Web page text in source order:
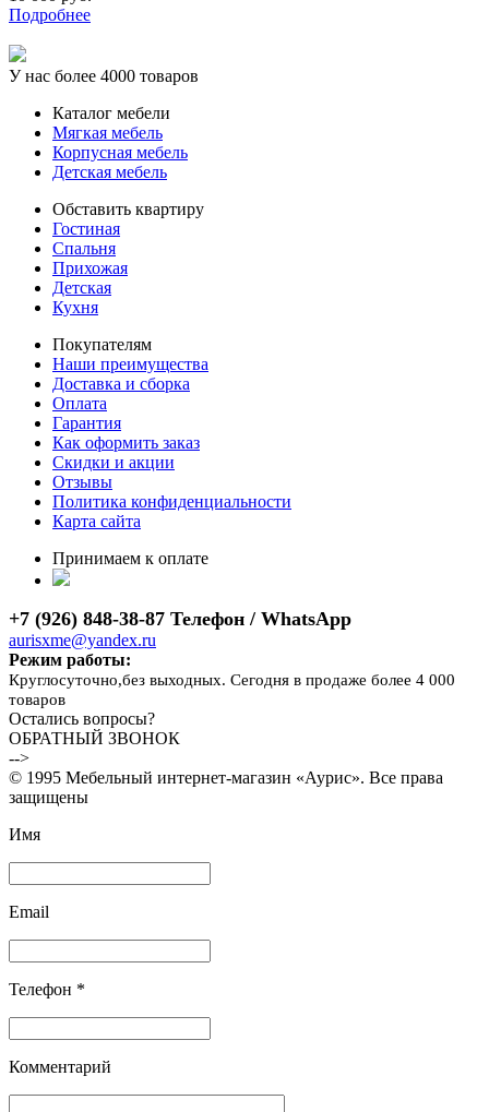
Подробнее
У нас более 4000 товаров
Каталог мебели
Мягкая мебель
Корпусная мебель
Детская мебель
Обставить квартиру
Гостиная
Спальня
Прихожая
Детская
Кухня
Покупателям
Наши преимущества
Доставка и сборка
Оплата
Гарантия
Как оформить заказ
Скидки и акции
Отзывы
Политика конфиденциальности
Карта сайта
Принимаем к оплате
+7 (926) 848-38-87 Телефон / WhatsApp
aurisxme@yandex.ru
Режим работы:
Круглосуточно,без выходных. Сегодня в продаже более 4 000
товаров
Остались вопросы?
ОБРАТНЫЙ ЗВОНОК
-->
© 1995 Мебельный интернет-магазин «Аурис». Все права
защищены
Имя
Email
Телефон *
Комментарий